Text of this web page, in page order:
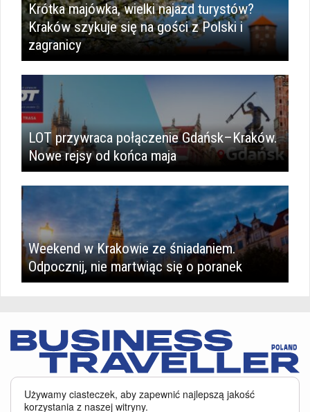
Krótka majówka, wielki najazd turystów?
Kraków szykuje się na gości z Polski i
zagranicy
LOT przywraca połączenie Gdańsk–Kraków.
Nowe rejsy od końca maja
Weekend w Krakowie ze śniadaniem.
Odpocznij, nie martwiąc się o poranek
technologie o analogicznym charakterze, przede wszystkim w celu
Używamy ciasteczek, aby zapewnić najlepszą jakość
korzystania z naszej witryny.